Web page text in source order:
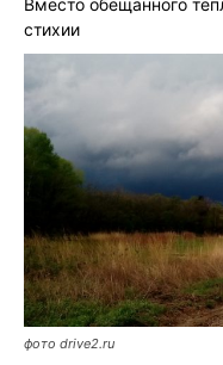
стихии
фото drive2.ru